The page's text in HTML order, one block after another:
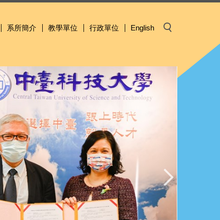
系所簡介 教學單位 行政單位 English